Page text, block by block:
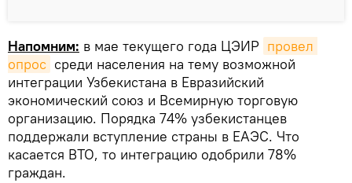
Напомним: в мае текущего года ЦЭИР провел
опрос среди населения на тему возможной
интеграции Узбекистана в Евразийский
экономический союз и Всемирную торговую
организацию. Порядка 74% узбекистанцев
поддержали вступление страны в ЕАЭС. Что
касается ВТО, то интеграцию одобрили 78%
граждан.